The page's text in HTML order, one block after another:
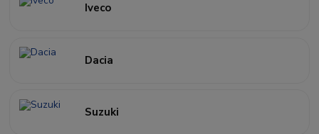
Iveco
Dacia
Suzuki